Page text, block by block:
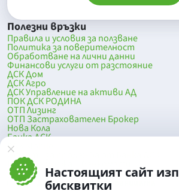
Настоящият сайт
бисквитки
Полезни връзки
Правила и условия за ползване
Политика за поверителност
Обработване на лични данни
Финансови услуги от разстояние
ДСК Дом
ДСК Агро
ДСК Управление на активи АД
ПОК ДСК РОДИНА
ОТП Лизинг
ОТП Застрахователен Брокер
Нова Кола
Банка ДСК
DSK Mobile
Оферти за продажба от Банка ДСК
Клонова мрежа и банкомати
До началото на страницата